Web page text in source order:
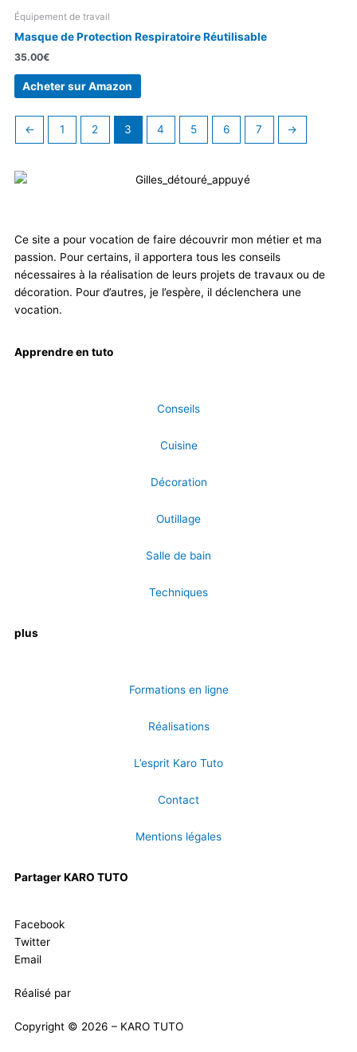
Équipement de travail
Masque de Protection Respiratoire Réutilisable
35.00€
Acheter sur Amazon
← 1 2 3 4 5 6 7 →
Ce site a pour vocation de faire découvrir mon métier et ma
passion. Pour certains, il apportera tous les conseils
nécessaires à la réalisation de leurs projets de travaux ou de
décoration. Pour d’autres, je l’espère, il déclenchera une
vocation.
Apprendre en tuto
Conseils
Cuisine
Décoration
Outillage
Salle de bain
Techniques
plus
Formations en ligne
Réalisations
L’esprit Karo Tuto
Contact
Mentions légales
Partager KARO TUTO
Facebook
Twitter
Email
Réalisé par
Copyright © 2026 – KARO TUTO